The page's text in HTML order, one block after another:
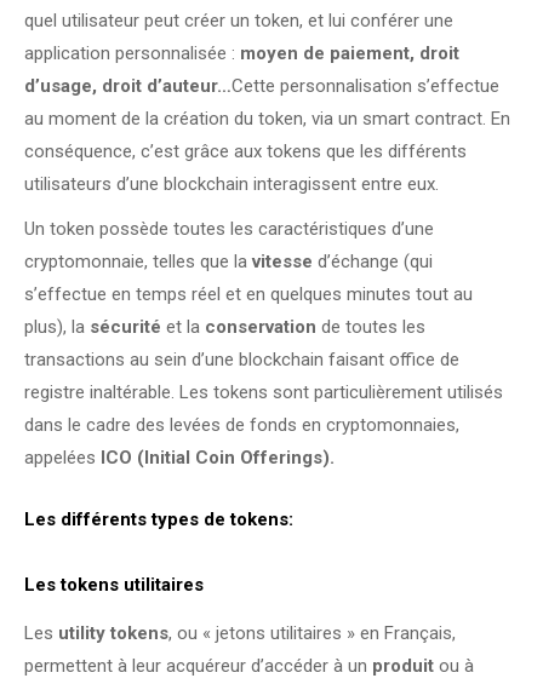
quel utilisateur peut créer un token, et lui conférer une
application personnalisée : moyen de paiement, droit
d’usage, droit d’auteur…Cette personnalisation s’effectue
au moment de la création du token, via un smart contract. En
conséquence, c’est grâce aux tokens que les différents
utilisateurs d’une blockchain interagissent entre eux.
Un token possède toutes les caractéristiques d’une
cryptomonnaie, telles que lavitesse d’échange (qui
s’effectue en temps réel et en quelques minutes tout au
plus), la sécurité et la conservation de toutes les
transactions au sein d’une blockchain faisant office de
registre inaltérable. Les tokens sont particulièrement utilisés
dans le cadre des levées de fonds en cryptomonnaies,
appelées ICO (Initial Coin Offerings).
Les différents types de tokens:
Les tokens utilitaires
Les utility tokens, ou « jetons utilitaires » en Français,
permettent à leur acquéreur d’accéder à un produit ou à